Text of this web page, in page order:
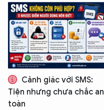
Cảnh giác với SMS:
Tiện nhưng chưa chắc an
toàn